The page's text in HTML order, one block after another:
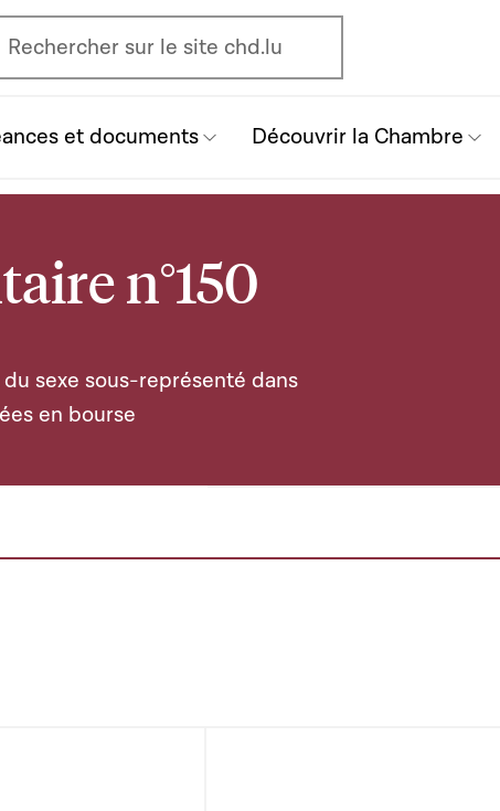
l'écran de recherche
Rechercher sur le site chd.lu
et documents Découvrir la Chambre
n°150
sexe sous-représenté dans
en bourse